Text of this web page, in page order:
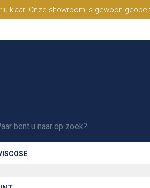
klaar. Onze showroom is gewoon